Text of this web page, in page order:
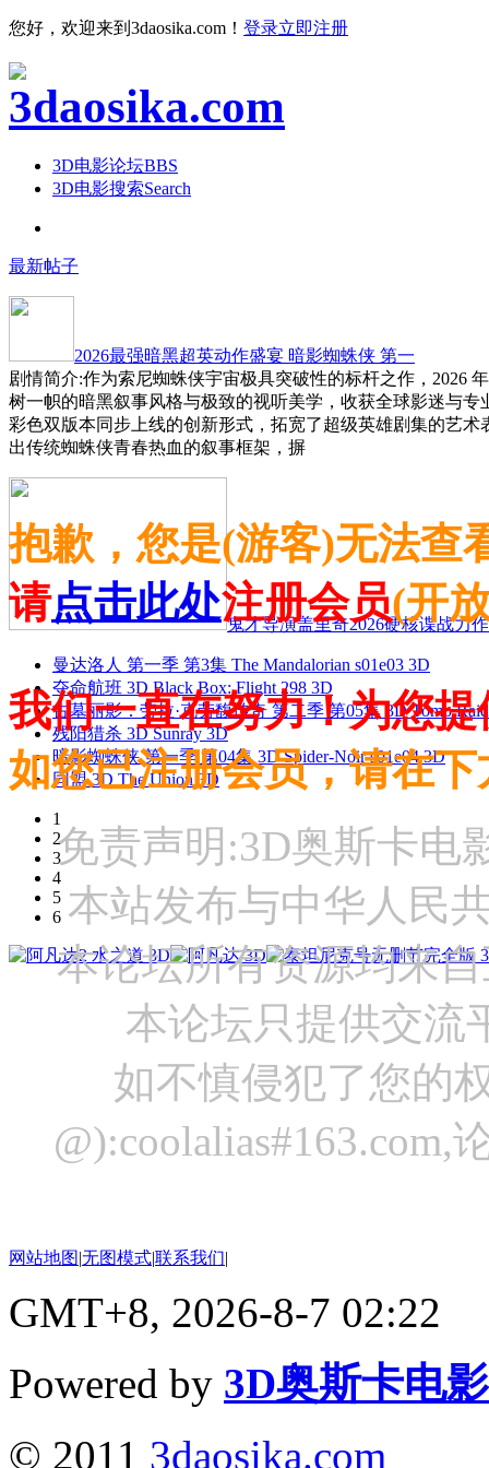
您好，欢迎来到3daosika.com！ 登录立即注册
3D电影论坛BBS
3D电影搜索Search
最新帖子
2026最强暗黑超英动作盛宴 暗影蜘蛛侠 第一
剧情简介:作为索尼蜘蛛侠宇宙极具突破性的标杆之作，2026
树一帜的暗黑叙事风格与极致的视听美学，收获全球影迷与
彩色双版本同步上线的创新形式，拓宽了超级英雄剧集的艺
出传统蜘蛛侠青春热血的叙事框架，摒
鬼才导演盖里奇2026硬核谍战力
曼达洛人 第一季 第3集 The Mandalorian s01e03 3D
夺命航班 3D Black Box: Flight 298 3D
古墓丽影：劳拉·克劳馥传奇 第二季 第05集 3D Tomb
残阳猎杀 3D Sunray 3D
暗影蜘蛛侠 第一季 第04集 3D Spider-Noir s01e04 3D
同盟 3D The Union 3D
1
2
3
4
5
6
抱歉，您是(游客)无法查
请点击此处注册会员(开
我们一直在努力！为您
如您已注册会员，请在
免责声明:3D奥斯卡电
本站发布与中华人民
本论坛所有资源均来
本论坛只提供交流
如不慎侵犯了您的
网站地图|无图模式|联系我们|
GMT+8, 2026-8-7 02:22
Powered by 3D奥斯卡电
© 2011 3daosika.com